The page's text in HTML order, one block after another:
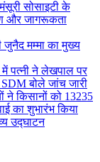
सोसाइटी के
और जागरूकता
जुनैद मम्मा का मुख्य
में पत्नी ने लेखपाल पर
बोले जांच जारी
ने किसानों को 13235
का शुभारंभ किया
उद्घाटन